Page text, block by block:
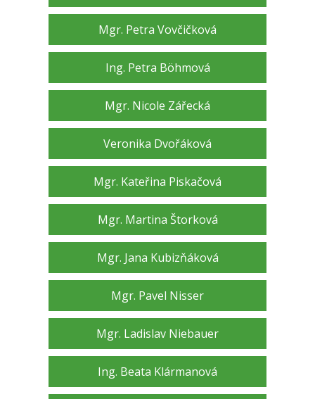
Mgr. Petra Vovčičková
Ing. Petra Böhmová
Mgr. Nicole Zářecká
Veronika Dvořáková
Mgr. Kateřina Piskačová
Mgr. Martina Štorková
Mgr. Jana Kubizňáková
Mgr. Pavel Nisser
Mgr. Ladislav Niebauer
Ing. Beata Klármanová